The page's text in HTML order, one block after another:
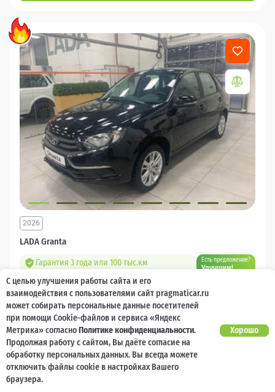
LADA Granta
2026
Гарантия 3 года или 100 тыс.км Есть предложение?
Улучшим!
Ваш кешбек
1 218 000 ₽
904 400₽
Бензин Механическая
С целью улучшения работы сайта и его
взаимодействия с пользователями сайт pragmaticar.ru
может собирать персональные данные посетителей
при помощи Cookie-файлов и сервиса «Яндекс
Метрика» согласноПолитике конфиденциальности.
Продолжая работу с сайтом, Вы даёте согласие на
обработку персональных данных. Вы всегда можете
отключить файлы cookie в настройках Вашего
браузера.
Хорошо